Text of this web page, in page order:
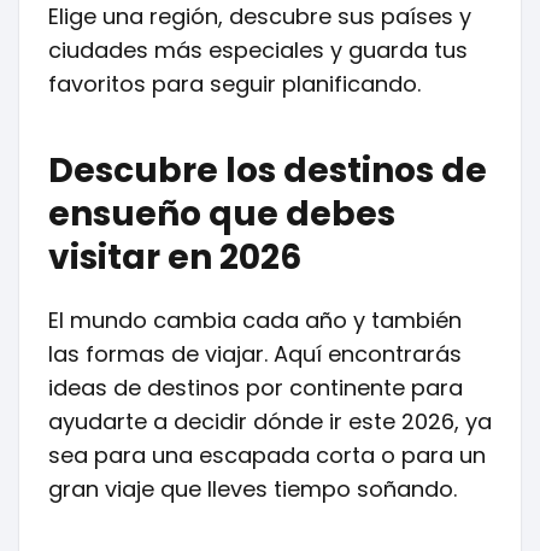
Elige una región, descubre sus países y
ciudades más especiales y guarda tus
favoritos para seguir planificando.
Descubre los destinos de
ensueño que debes
visitar en 2026
El mundo cambia cada año y también
las formas de viajar. Aquí encontrarás
ideas de destinos por continente para
ayudarte a decidir dónde ir este 2026, ya
sea para una escapada corta o para un
gran viaje que lleves tiempo soñando.